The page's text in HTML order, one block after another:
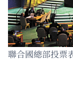
聯合國總部投票